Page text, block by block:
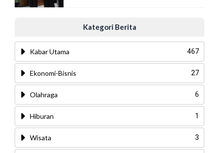
Kategori Berita
Kabar Utama 467
Ekonomi-Bisnis 27
Olahraga 6
Hiburan 1
Wisata 3